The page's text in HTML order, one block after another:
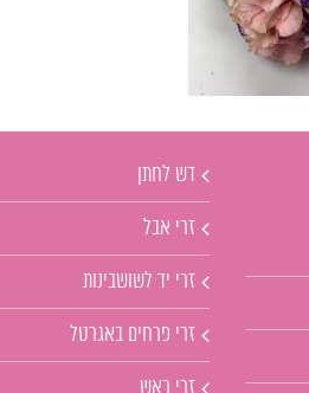
דש לחתן
זרי אבל
זרי יד לשושבינות
זרי פרחים באגרטל
זרי ראש